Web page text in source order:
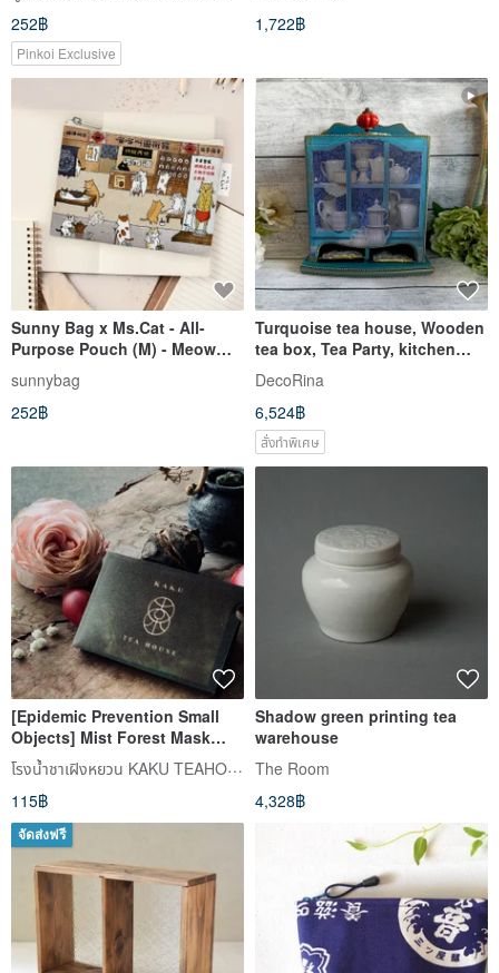
252฿
Pinkoi Exclusive
1,722฿
Sunny Bag x Ms.Cat - All-
Purpose Pouch (M) - Meow
Meow Kung Fu Hall
sunnybag
252฿
Turquoise tea house, Wooden
tea box, Tea Party, kitchen
decor, housewarming gif
DecoRina
6,524฿
สั่งทำพิเศษ
[Epidemic Prevention Small
Objects] Mist Forest Mask
Clip / Thickened Mask Storage
Clip / Mask Cover / Mask Clip
โรงน้ำชาเฝิงหยวน KAKU TEAHOUSE
115฿
Shadow green printing tea
warehouse
The Room
4,328฿
จัดส่งฟรี